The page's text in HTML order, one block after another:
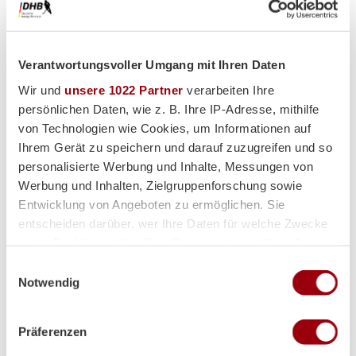
Verantwortungsvoller Umgang mit Ihren Daten
Wir und unsere 1022 Partner verarbeiten Ihre
persönlichen Daten, wie z. B. Ihre IP-Adresse, mithilfe
von Technologien wie Cookies, um Informationen auf
Ihrem Gerät zu speichern und darauf zuzugreifen und so
personalisierte Werbung und Inhalte, Messungen von
Werbung und Inhalten, Zielgruppenforschung sowie
Entwicklung von Angeboten zu ermöglichen. Sie
entscheiden darüber, wer Ihre Daten für welche Zwecke
Trigger Symbol ändern oder widerrufen
Informationen über Ihre geografische Lage erfassen,
Notwendig
Präferenzen
Partner
Supplier